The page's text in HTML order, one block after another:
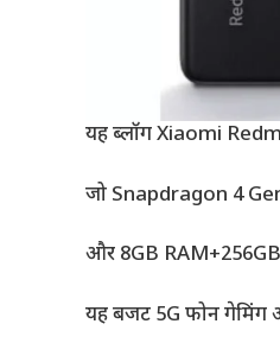
यह ब्लॉग Xiaomi
जो Snapdragon 4
और 8GB
यह बजट 5G फोन गेमिंग